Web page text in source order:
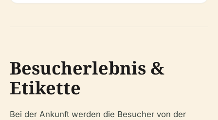
Besucherlebnis &
Etikette
Bei der Ankunft werden die Besucher von der